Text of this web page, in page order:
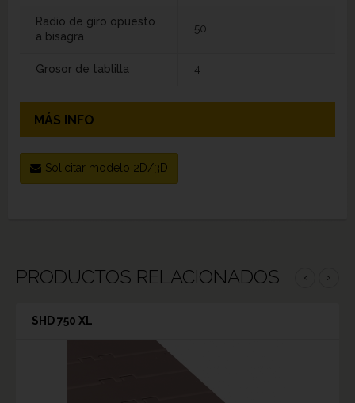
Radio de giro opuesto
a bisagra
50
Grosor de tablilla 4
MÁS INFO
Solicitar modelo 2D/3D
PRODUCTOS RELACIONADOS ‹ ›
SHD 750 XL